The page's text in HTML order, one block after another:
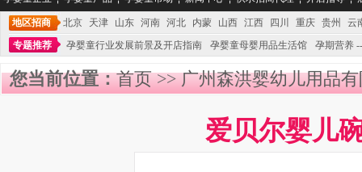
地区招商 北京 天津 山东 河南 河北 内蒙 山西 江西 四川 重庆 贵州
云
专题推荐
孕婴童行业发展前景及开店指南 孕婴童母婴用品生活馆 孕期营养
您当前位置：首页>>广州森洪婴幼儿用品
爱贝尔婴儿